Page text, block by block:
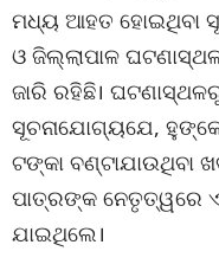
ମଧ୍ୟ ଆହତ ହୋଇଥିବା
ଓ ଜିଲ୍ଲାପାଳ
ଜାରି ରହିଛି।
ସୂଚନାଯୋଗ୍ୟଯେ,
ଟଙ୍କା ବଣ୍ଟାଯାଉଥିବା
ପାତ୍ରଙ୍କ ନେତୃତ୍ୱରେ
ଯାଇଥିଲେ।